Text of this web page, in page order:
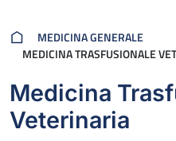
MEDICINA GENERALE
MEDICINA TRASFUSIONALE
Medicina
Veterinaria